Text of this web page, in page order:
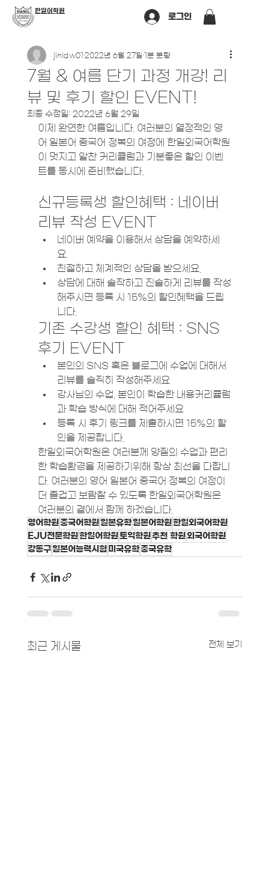
​한일어학원
로그인
7월 & 여름 단기 과정 개강! 리
뷰 및 후기 할인 EVENT!
jinldw01 2022년 6월 27일 1분 분량
최종 수정일: 2022년 6월 29일
이제 완연한 여름입니다. 여러분의 열정적인 영
어 일본어 중국어 정복의 여정에 한일외국어학원
이 멋지고 알찬 커리큘럼과 기분좋은 할인 이벤
트를 동시에 준비했습니다.
신규등록생 할인혜택 : 네이버
리뷰 작성 EVENT
네이버 예약을 이용해서 상담을 예약하세
요.
친절하고 체계적인 상담을 받으세요.
상담에 대해 솔작하고 진솔하게 리뷰를 작성
해주시면 등록 시 15%의 할인혜택을 드립
니다.
기존 수강생 할인 혜택 : SNS
후기 EVENT
본인의 SNS 혹은 블로그에 수업에 대해서
리뷰를 솔직히 작성해주세요
강사님의 수업, 본인이 학습한 내용커리큘럼
과 학습 방식에 대해 적어주세요
등록 시 후기 링크를 제출하시면 15%의 할
인을 제공합니다.
한일외국어학원은 여러분께 양질의 수업과 편리
한 학습환경을 제공하기위해 항상 최선을 다합니
다. 여러분의 영어 일본어 중국어 정복의 여정이
더 즐겁고 보람찰 수 있도록 한일외국어학원은
여러분의 곁에서 함께 하겠습니다.
영어학원중국어학원일본유학일본어학원한일외국어학원
EJU전문학원한일어학원토익학원추천 학원외국어학원
강동구일본어능력시험 미국유학중국유학
최근 게시물 전체 보기